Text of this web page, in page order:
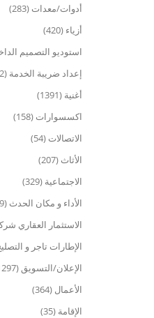
أدوات/معدات (283)
أزياء (420)
استوديو التصميم
إعداد ضريبة الخدمة (12)
أغنية (1391)
اكسسوارات (158)
الاتصالات (54)
الأثاث (207)
الاجتماعية (329)
الأداء و مكان الحدث (329)
الاستثمار العقاري شركة
الإطارات تاجر و التصليح
الإعلان/التسويق (1297)
الأعمال (364)
الإقامة (35)